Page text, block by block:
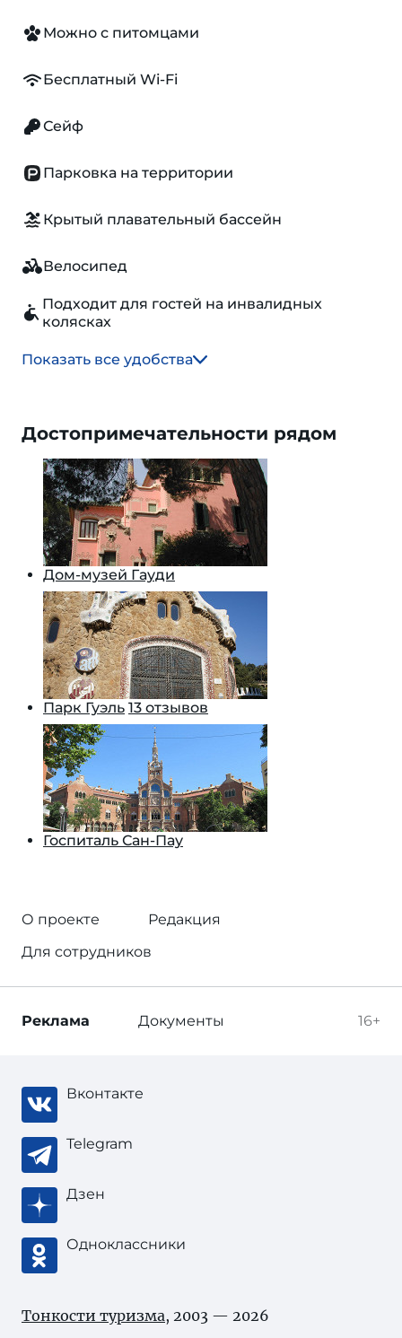
Можно с питомцами
Бесплатный Wi-Fi
Сейф
Парковка на территории
Крытый плавательный бассейн
Велосипед
Подходит для гостей на инвалидных
колясках
Показать все удобства
Достопримечательности рядом
Дом-музей Гауди
Парк Гуэль 13 отзывов
Госпиталь Сан-Пау
О проекте
Редакция
Для сотрудников
16+
Реклама Документы
Вконтакте
Telegram
Дзен
Одноклассники
Тонкости туризма, 2003 — 2026